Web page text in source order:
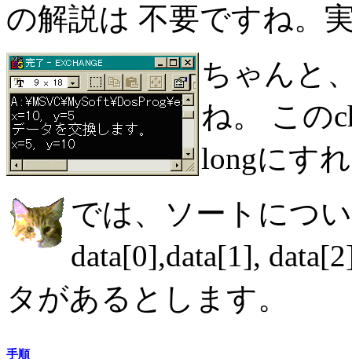
の解説は 不要ですね。
ちゃんと
ね。 この
longにす
では、ソートにつ
data[0],data[1],
タがあるとします。
手順